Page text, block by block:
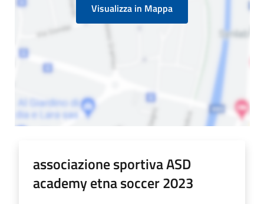
Visualizza in Mappa
associazione sportiva ASD
academy etna soccer 2023